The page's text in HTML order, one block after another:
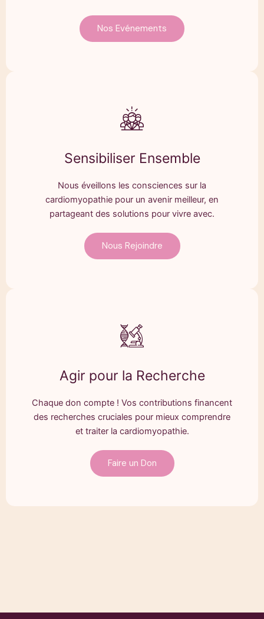
Nos Evénements
Sensibiliser Ensemble
Nous éveillons les consciences sur la
cardiomyopathie pour un avenir meilleur, en
partageant des solutions pour vivre avec.
Nous Rejoindre
Agir pour la Recherche
Chaque don compte ! Vos contributions financent
des recherches cruciales pour mieux comprendre
et traiter la cardiomyopathie.
Faire un Don